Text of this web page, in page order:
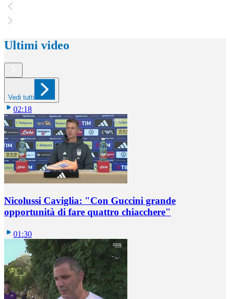
Ultimi video
Vedi tutti
02:18
Nicolussi Caviglia: "Con Guccini grande
opportunità di fare quattro chiacchere"
01:30